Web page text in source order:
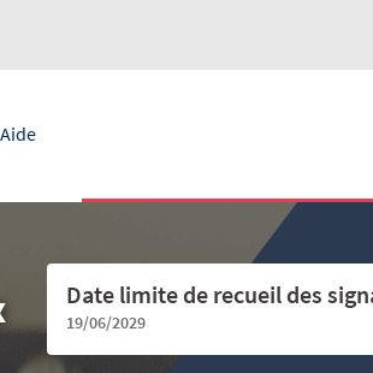
Aide
Date limite de recueil des
19/06/2029